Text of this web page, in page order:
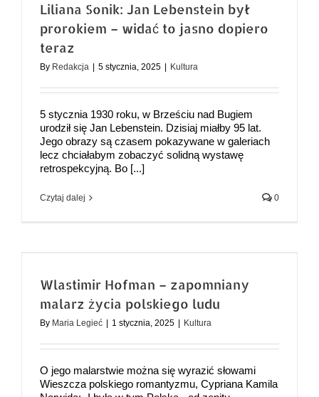
Liliana Sonik: Jan Lebenstein był
prorokiem – widać to jasno dopiero
teraz
By Redakcja | 5 stycznia, 2025 | Kultura
5 stycznia 1930 roku, w Brześciu nad Bugiem
urodził się Jan Lebenstein. Dzisiaj miałby 95 lat.
Jego obrazy są czasem pokazywane w galeriach
lecz chciałabym zobaczyć solidną wystawę
retrospekcyjną. Bo [...]
Czytaj dalej 0
Wlastimir Hofman – zapomniany
malarz życia polskiego ludu
By Maria Legieć | 1 stycznia, 2025 | Kultura
O jego malarstwie można się wyrazić słowami
Wieszcza polskiego romantyzmu, Cypriana Kamila